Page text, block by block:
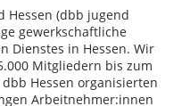
Hessen (dbb jugend
gewerkschaftliche
Dienstes in Hessen. Wir
Mitgliedern bis zum
Hessen organisierten
Arbeitnehmer:innen